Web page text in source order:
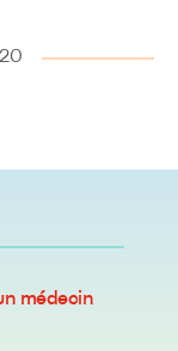
médecin